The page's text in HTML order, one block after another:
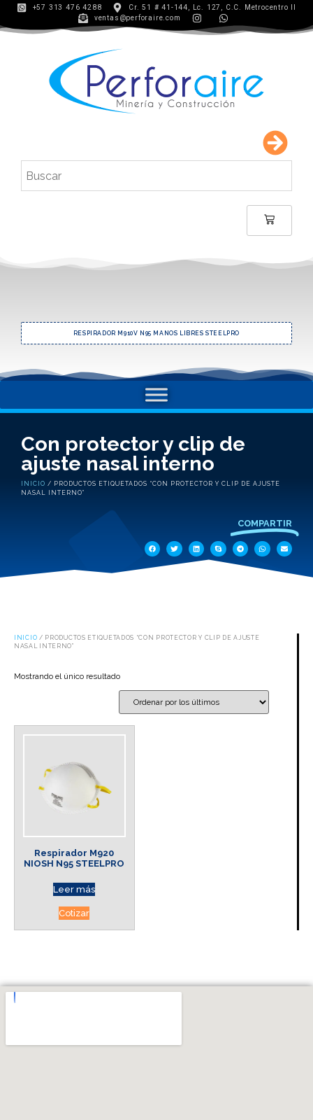
+57 313 476 4288
Cr. 51 # 41-144, Lc. 127, C.C. Metrocentro II
ventas@perforaire.com
RESPIRADOR M910V N95 MANOS LIBRES STEELPRO
Con protector y clip de
ajuste nasal interno
INICIO / PRODUCTOS ETIQUETADOS “CON PROTECTOR Y CLIP DE AJUSTE
NASAL INTERNO”
COMPARTIR
INICIO / PRODUCTOS ETIQUETADOS “CON PROTECTOR Y CLIP DE AJUSTE
NASAL INTERNO”
Mostrando el único resultado
Respirador M920
NIOSH N95 STEELPRO
Leer más
Cotizar